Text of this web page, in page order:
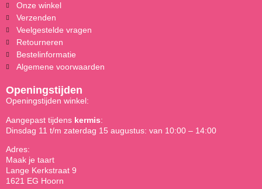
Onze winkel
Verzenden
Veelgestelde vragen
Retourneren
Bestelinformatie
Algemene voorwaarden
Openingstijden
Openingstijden winkel:
Aangepast tijdens kermis:
Dinsdag 11 t/m zaterdag 15 augustus: van 10:00 – 14:00
Adres:
Maak je taart
Lange Kerkstraat 9
1621 EG Hoorn